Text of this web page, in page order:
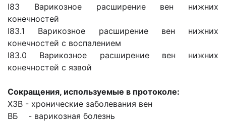
I83 Варикозное расширение вен нижних
конечностей
I83.1 Варикозное расширение вен нижних
конечностей с воспалением
I83.0 Варикозное расширение вен нижних
конечностей с язвой
Сокращения, используемые в протоколе:
ХЗВ - хронические заболевания вен
ВБ - варикозная болезнь